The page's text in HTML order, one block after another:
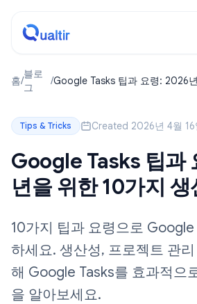
홈/
블로
그
/Google Tasks 팁과 요령: 2026
Tips & Tricks Created 2026년 4월 16
Google Tasks 팁과
년을 위한 10가지 생
10가지 팁과 요령으로 Google
하세요. 생산성, 프로젝트 관
해 Google Tasks를 효과적으
을 알아보세요.